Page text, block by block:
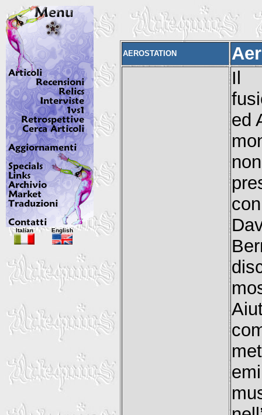
AEROSTATION
Il
ed
Italian English